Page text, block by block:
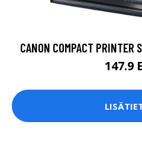
CANON COMPACT
147.9